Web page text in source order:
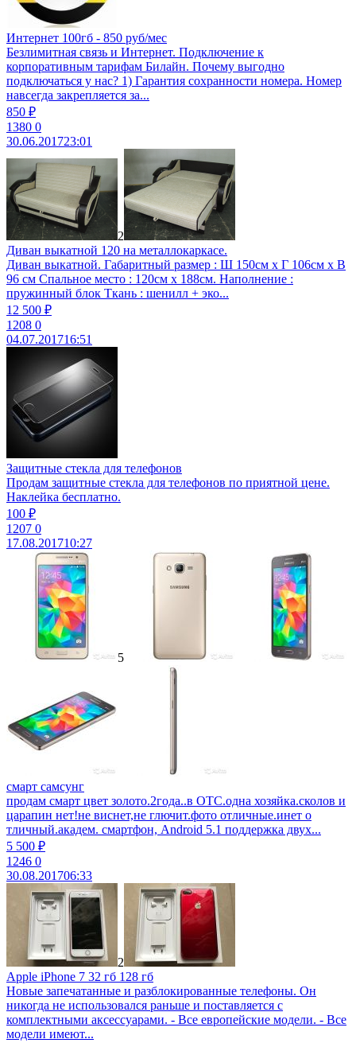
Интернет 100гб - 850 руб/мес
Безлимитная связь и Интернет. Подключение к
корпоративным тарифам Билайн. Почему выгодно
подключаться у нас? 1) Гарантия сохранности номера. Номер
навсегда закрепляется за...
850 ₽
1380 0
30.06.201723:01
2
Диван выкатной 120 на металлокаркасе.
Диван выкатной. Габаритный размер : Ш 150см х Г 106см х В
96 см Спальное место : 120см х 188см. Наполнение :
пружинный блок Ткань : шенилл + эко...
12 500 ₽
1208 0
04.07.201716:51
Защитные стекла для телефонов
Продам защитные стекла для телефонов по приятной цене.
Наклейка бесплатно.
100 ₽
1207 0
17.08.201710:27
5
смарт самсунг
продам смарт цвет золото.2года..в ОТС.одна хозяйка.сколов и
царапин нет!не виснет,не глючит.фото отличные.инет о
тличный.академ. смартфон, Android 5.1 поддержка двух...
5 500 ₽
1246 0
30.08.201706:33
2
Apple iPhone 7 32 гб 128 гб
Новые запечатанные и разблокированные телефоны. Он
никогда не использовался раньше и поставляется с
комплектными аксессуарами. - Все европейские модели. - Все
модели имеют...